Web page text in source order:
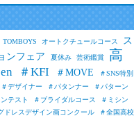
TOMBOYS オートクチュールコース
ス
ンフェア 夏休み 芸術鑑賞
高
＃KFI ＃MOVE
＃SNS特別
＃デザイナー ＃パタンナー
＃パターン
テスト ＃ブライダルコース
＃ミシン
ドレスデザイン画コンクール
＃全国高校